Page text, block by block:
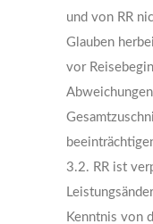
und von RR
Glauben
vor
3.2. RR ist
Kenntnis von